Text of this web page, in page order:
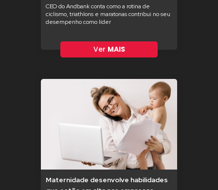
CEO do Andbank conta como a rotina de
ciclismo, triathlons e maratonas contribui no seu
desempenho como líder
Ver MAIS
Maternidade desenvolve habilidades